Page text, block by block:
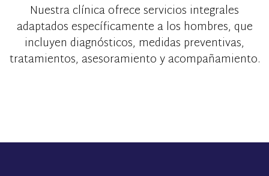
Nuestra clínica ofrece servicios integrales
adaptados específicamente a los hombres, que
incluyen diagnósticos, medidas preventivas,
tratamientos, asesoramiento y acompañamiento.